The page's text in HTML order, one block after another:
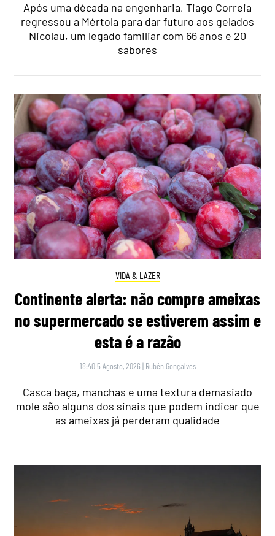
Após uma década na engenharia, Tiago Correia
regressou a Mértola para dar futuro aos gelados
Nicolau, um legado familiar com 66 anos e 20
sabores
VIDA & LAZER
Continente alerta: não compre ameixas
no supermercado se estiverem assim e
esta é a razão
18:40 5 Agosto, 2026 | Rubén Gonçalves
Casca baça, manchas e uma textura demasiado
mole são alguns dos sinais que podem indicar que
as ameixas já perderam qualidade